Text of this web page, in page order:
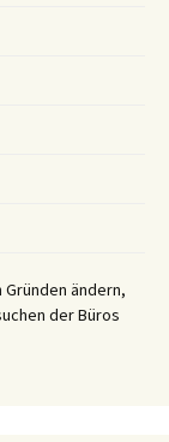
ändern,
der Büros